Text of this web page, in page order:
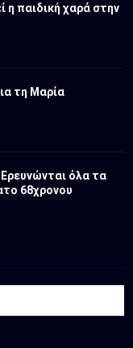
η παιδική χαρά στην
τη Μαρία
όλα τα
68χρονου